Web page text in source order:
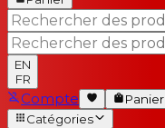
EN
FR
Compte
Panier
Catégories